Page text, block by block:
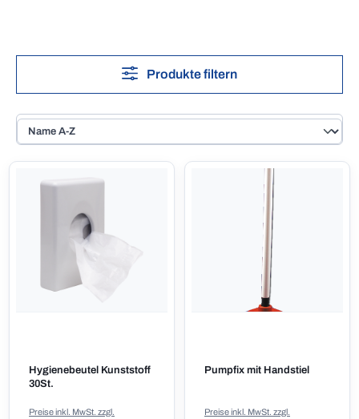
Produkte filtern
Hygienebeutel Kunststoff
30St.
Preise inkl. MwSt. zzgl.
Pumpfix mit Handstiel
Preise inkl. MwSt. zzgl.